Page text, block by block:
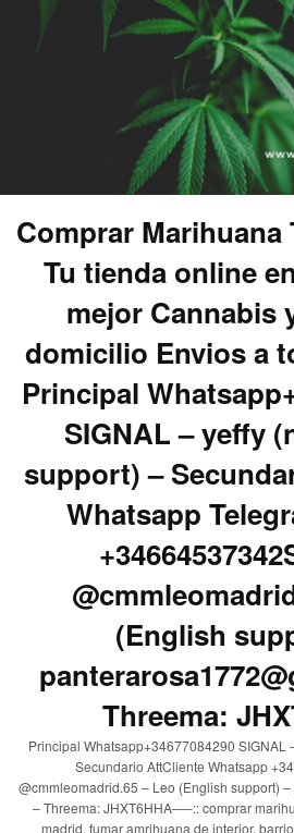
Comprar Marihuana
Tu tienda online
mejor Cannabis
domicilio Envios a
Principal
SIGNAL – yeffy
support) –
Whatsapp
(English
Threema:
Principal Whatsapp+34677084290 SIGNAL
Secundario AttCliente Whatsapp
@cmmleomadrid.65 – Leo (English support)
– Threema: JHXT6HHA—–:: comprar
madrid, fumar amrihuana de interior,